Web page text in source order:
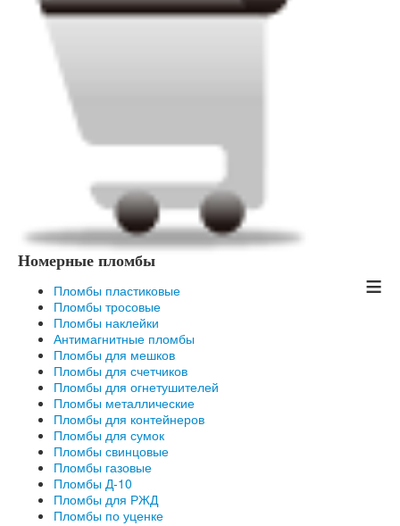
≡
Номерные пломбы
Пломбы пластиковые
Пломбы тросовые
Пломбы наклейки
Антимагнитные пломбы
Пломбы для мешков
Пломбы для счетчиков
Пломбы для огнетушителей
Пломбы металлические
Пломбы для контейнеров
Пломбы для сумок
Пломбы свинцовые
Пломбы газовые
Пломбы Д-10
Пломбы для РЖД
Пломбы по уценке